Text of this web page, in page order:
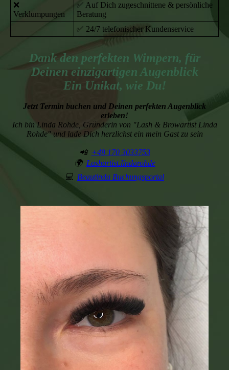
❌
Verklumpungen
✅ Auf Dich zugeschnittene & persönliche
Beratung
✅ 24/7 telefonischer Kundenservice
Dank den perfekten Wimpern, für
Deinen einzigartigen Augenblick
Ein Unikat, wie Du!
Jetzt Termin buchen und Deinen perfekten Augenblick
erleben!
Ich bin Linda Rohde, Gründerin von "Lash & Browartist Linda
Rohde" und lade Dich herzlichst ein mein Gast zu sein
📲 +49 170 3033753
🌍 Lashartist.lindarohde
💻 Beautinda Buchungsportal